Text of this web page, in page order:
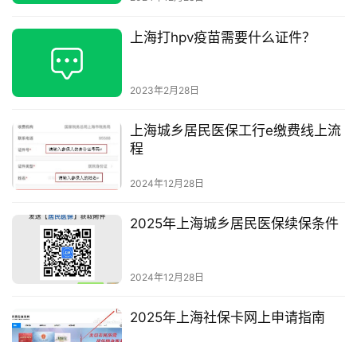
上海打hpv疫苗需要什么证件？
2023年2月28日
上海城乡居民医保工行e缴费线上流
程
2024年12月28日
2025年上海城乡居民医保续保条件
2024年12月28日
2025年上海社保卡网上申请指南